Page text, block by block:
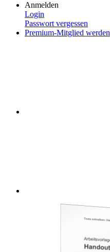
Anmelden
Login
Passwort vergessen
Premium-Mitglied werden